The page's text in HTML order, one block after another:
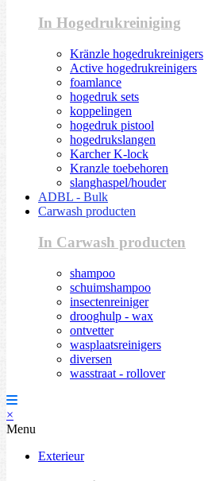
In Hogedrukreiniging
Kränzle hogedrukreinigers
Active hogedrukreinigers
foamlance
hogedruk sets
koppelingen
hogedruk pistool
hogedrukslangen
Karcher K-lock
Kranzle toebehoren
slanghaspel/houder
ADBL - Bulk
Carwash producten
In Carwash producten
shampoo
schuimshampoo
insectenreiniger
drooghulp - wax
ontvetter
wasplaatsreinigers
diversen
wasstraat - rollover
×
Menu
Exterieur